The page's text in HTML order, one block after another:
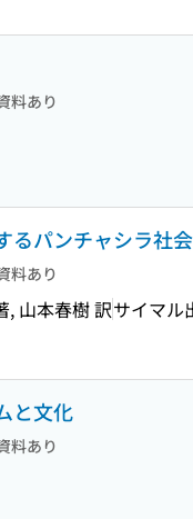
料あり
るパンチャシラ社会
料あり
, 山本春樹 訳サイマル
と文化
料あり